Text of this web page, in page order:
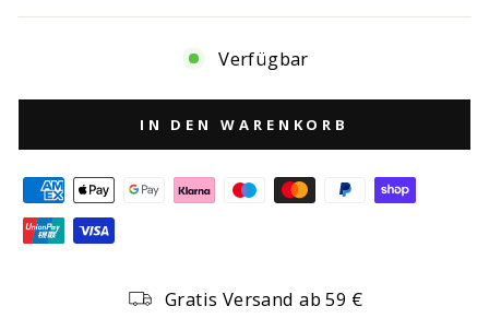
Verfügbar
IN DEN WARENKORB
Gratis Versand ab 59 €